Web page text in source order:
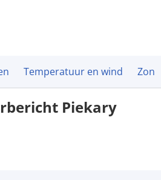
Temperatuur en wind Zon
Piekary